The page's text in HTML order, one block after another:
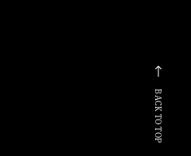
BACK TO TOP